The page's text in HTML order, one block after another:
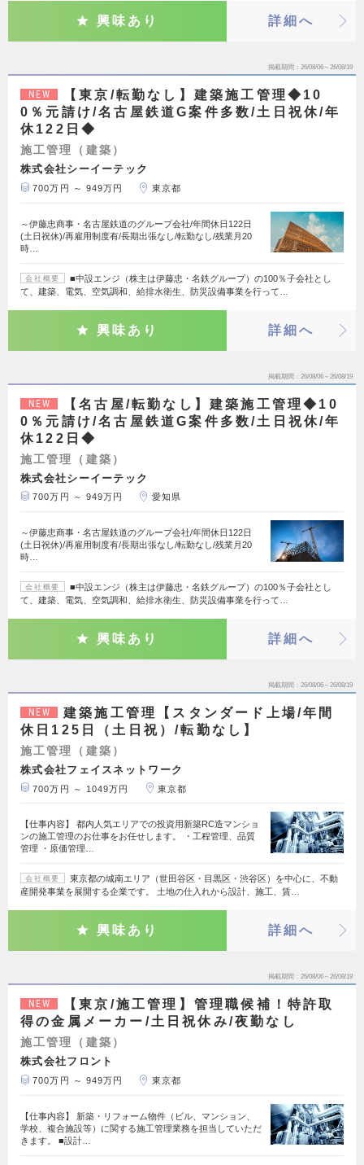
興味あり 詳細へ
掲載期間 26/08/06～26/08/19
NEW
【東京/転勤なし】建築施工管理◆10
0％元請け/名古屋鉄道G案件多数/土日祝休/年
休122日◆
施工管理（建築）
株式会社シーイーテック
700万円 ～ 949万円 東京都
～伊藤忠商事・名古屋鉄道のグループ会社/年間休日122日
(土日祝休)/再雇用制度有/長期出張なし/転勤なし/残業月20
時…
会社概要
■中設エンジ（株主は伊藤忠・名鉄グループ）の100％子会社とし
て、建築、電気、空気調和、給排水衛生、防災設備事業を行って…
興味あり 詳細へ
掲載期間 26/08/06～26/08/19
NEW
【名古屋/転勤なし】建築施工管理◆10
0％元請け/名古屋鉄道G案件多数/土日祝休/年
休122日◆
施工管理（建築）
株式会社シーイーテック
700万円 ～ 949万円 愛知県
～伊藤忠商事・名古屋鉄道のグループ会社/年間休日122日
(土日祝休)/再雇用制度有/長期出張なし/転勤なし/残業月20
時…
会社概要
■中設エンジ（株主は伊藤忠・名鉄グループ）の100％子会社とし
て、建築、電気、空気調和、給排水衛生、防災設備事業を行って…
興味あり 詳細へ
掲載期間 26/08/06～26/08/19
NEW
建築施工管理【スタンダード上場/年間
休日125日（土日祝）/転勤なし】
施工管理（建築）
株式会社フェイスネットワーク
700万円 ～ 1049万円 東京都
【仕事内容】 都内人気エリアでの投資用新築RC造マンショ
ンの施工管理のお仕事をお任せします。 ・工程管理、品質
管理 ・原価管理…
会社概要
東京都の城南エリア（世田谷区・目黒区・渋谷区）を中心に、不動
産開発事業を展開する企業です。 土地の仕入れから設計、施工、賃…
興味あり 詳細へ
掲載期間 26/08/06～26/08/19
NEW
【東京/施工管理】管理職候補！特許取
得の金属メーカー/土日祝休み/夜勤なし
施工管理（建築）
株式会社フロント
700万円 ～ 949万円 東京都
【仕事内容】 新築・リフォーム物件（ビル、マンション、
学校、複合施設等）に関する施工管理業務を担当していただ
きます。 ■設計…